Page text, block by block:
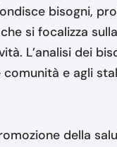
bisogni,
si focalizza
L’analisi dei
e agli
della